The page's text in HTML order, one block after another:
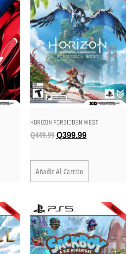
HORIZON FORBIDDEN WEST
Q449.99 Q399.99
Añadir Al Carrito